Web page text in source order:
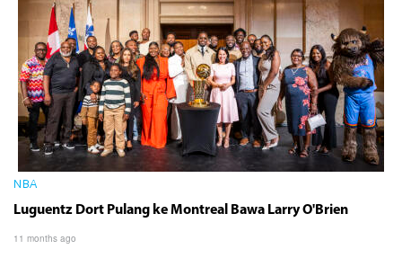
NBA
Luguentz Dort Pulang ke Montreal Bawa Larry O'Brien
11 months ago